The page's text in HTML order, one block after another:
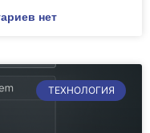
нет
ТЕХНОЛОГИЯ